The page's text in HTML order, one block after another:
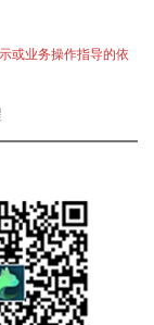
或业务操作指导的依